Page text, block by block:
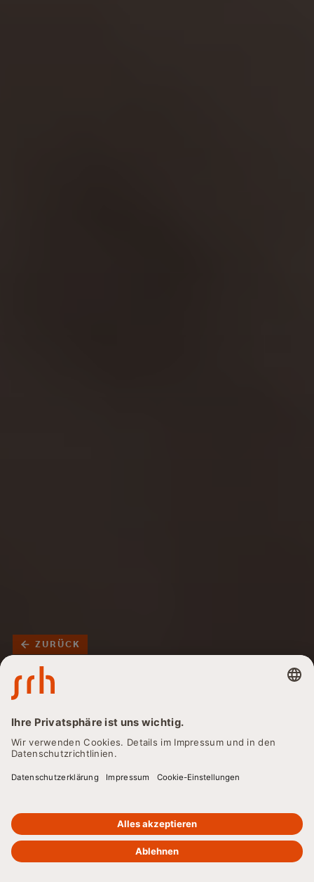
ZURÜCK
Altenpfleger:in -
Berufsbilder, Ausbildung
und
Karrieremöglichkeiten
im Überblick
Sie interessiert der Beruf Altenpfleger:in? Dann sind Sie